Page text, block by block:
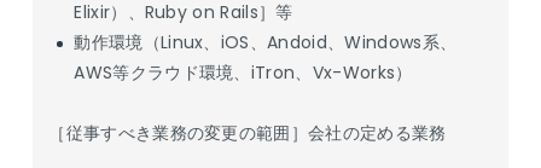
Elixir）、Ruby on Rails］等
動作環境（Linux、iOS、Andoid、Windows系、
AWS等クラウド環境、iTron、Vx-Works）
［従事すべき業務の変更の範囲］会社の定める業務